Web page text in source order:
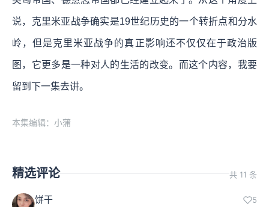
说，克里米亚战争确实是19世纪历史的一个转折点和分水
岭，但是克里米亚战争的真正影响还不仅仅在于政治版
图，它更多是一种对人的生活的改变。而这个内容，我要
留到下一集去讲。
本集编辑：小蒲
精选评论 共 11 条
饼干 5